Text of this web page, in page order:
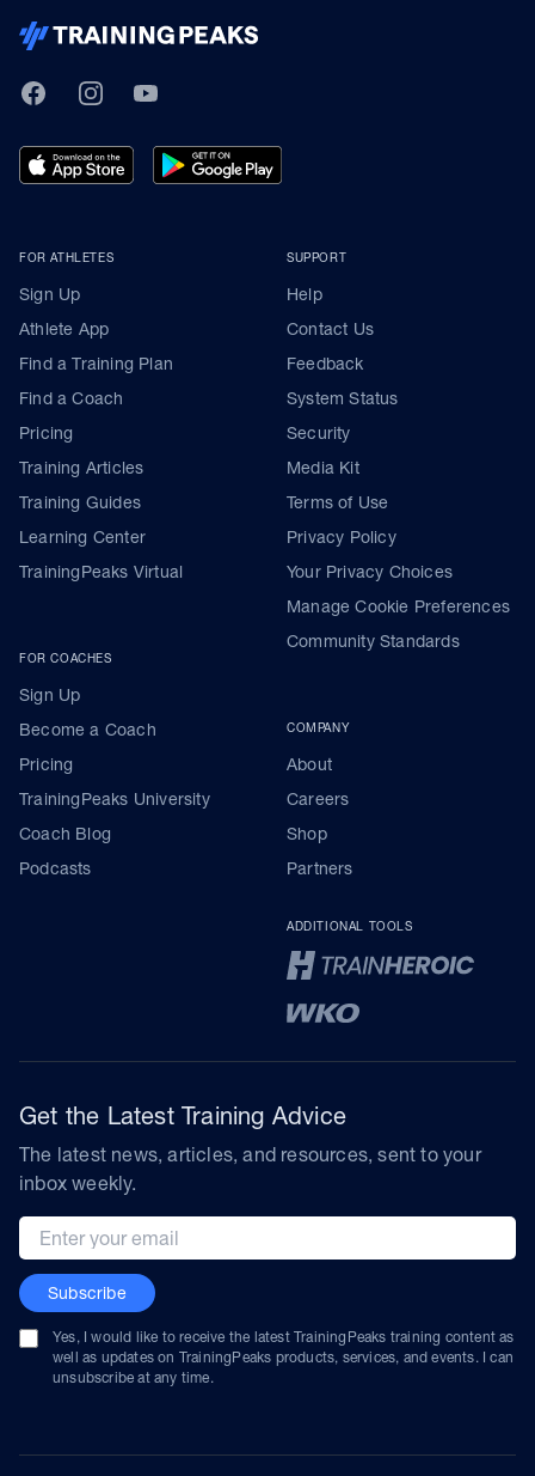
TrainingPeaks
FacebookInstagramYoutube
FOR ATHLETES
Sign Up
Athlete App
Find a Training Plan
Find a Coach
Pricing
Training Articles
Training Guides
Learning Center
TrainingPeaks Virtual
FOR COACHES
Sign Up
Become a Coach
Pricing
TrainingPeaks University
Coach Blog
Podcasts
SUPPORT
Help
Contact Us
Feedback
System Status
Security
Media Kit
Terms of Use
Privacy Policy
Your Privacy Choices
Manage Cookie Preferences
Community Standards
COMPANY
About
Careers
Shop
Partners
ADDITIONAL TOOLS
Get the Latest Training Advice
The latest news, articles, and resources, sent to your
inbox weekly.
Email address
Subscribe
Yes, I would like to receive the latest TrainingPeaks training content as
well as updates on TrainingPeaks products, services, and events. I can
unsubscribe at any time.